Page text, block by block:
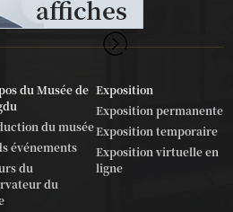
affiches
du Musée de
du musée
événements
du
du
Exposition
Exposition permanente
Exposition temporaire
Exposition virtuelle en
ligne